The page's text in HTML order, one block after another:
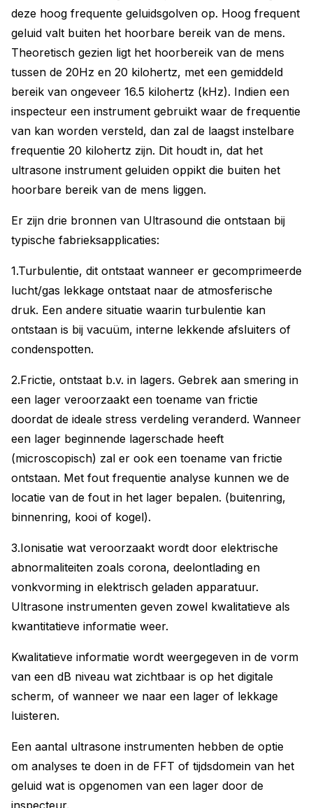
deze hoog frequente geluidsgolven op. Hoog frequent
geluid valt buiten het hoorbare bereik van de mens.
Theoretisch gezien ligt het hoorbereik van de mens
tussen de 20Hz en 20 kilohertz, met een gemiddeld
bereik van ongeveer 16.5 kilohertz (kHz). Indien een
inspecteur een instrument gebruikt waar de frequentie
van kan worden versteld, dan zal de laagst instelbare
frequentie 20 kilohertz zijn. Dit houdt in, dat het
ultrasone instrument geluiden oppikt die buiten het
hoorbare bereik van de mens liggen.
Er zijn drie bronnen van Ultrasound die ontstaan bij
typische fabrieksapplicaties:
1.Turbulentie, dit ontstaat wanneer er gecomprimeerde
lucht/gas lekkage ontstaat naar de atmosferische
druk. Een andere situatie waarin turbulentie kan
ontstaan is bij vacuüm, interne lekkende afsluiters of
condenspotten.
2.Frictie, ontstaat b.v. in lagers. Gebrek aan smering in
een lager veroorzaakt een toename van frictie
doordat de ideale stress verdeling veranderd. Wanneer
een lager beginnende lagerschade heeft
(microscopisch) zal er ook een toename van frictie
ontstaan. Met fout frequentie analyse kunnen we de
locatie van de fout in het lager bepalen. (buitenring,
binnenring, kooi of kogel).
3.Ionisatie wat veroorzaakt wordt door elektrische
abnormaliteiten zoals corona, deelontlading en
vonkvorming in elektrisch geladen apparatuur.
Ultrasone instrumenten geven zowel kwalitatieve als
kwantitatieve informatie weer.
Kwalitatieve informatie wordt weergegeven in de vorm
van een dB niveau wat zichtbaar is op het digitale
scherm, of wanneer we naar een lager of lekkage
luisteren.
Een aantal ultrasone instrumenten hebben de optie
om analyses te doen in de FFT of tijdsdomein van het
geluid wat is opgenomen van een lager door de
inspecteur.